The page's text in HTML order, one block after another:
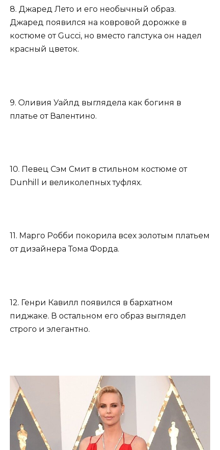
8. Джаред Лето и его необычный образ.
Джаред появился на ковровой дорожке в
костюме от Gucci, но вместо галстука он надел
красный цветок.
9. Оливия Уайлд выглядела как богиня в
платье от Валентино.
10. Певец Сэм Смит в стильном костюме от
Dunhill и великолепных туфлях.
11. Марго Робби покорила всех золотым платьем
от дизайнера Тома Форда.
12. Генри Кавилл появился в бархатном
пиджаке. В остальном его образ выглядел
строго и элегантно.